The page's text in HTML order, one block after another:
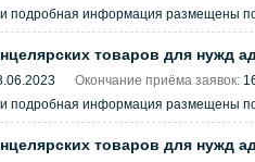
и подробная информация размещены
товаров для нужд
Окончание приёма заявок:
и подробная информация размещены
товаров для нужд